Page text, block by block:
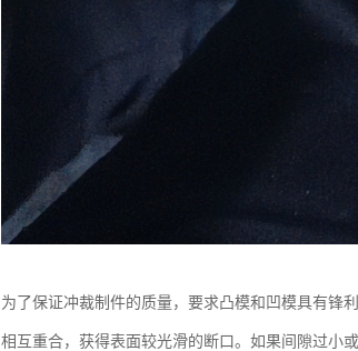
为了保证冲裁制件的质量，要求凸模和凹模具有锋
相互重合，获得表面较光滑的断口。如果间隙过小